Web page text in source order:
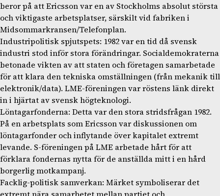
beror på att Ericsson var en av Stockholms absolut största
och viktigaste arbetsplatser, särskilt vid fabriken i
Midsommarkransen/Telefonplan.
Industripolitisk spjutspets: 1982 var en tid då svensk
industri stod inför stora förändringar. Socialdemokraterna
betonade vikten av att staten och företagen samarbetade
för att klara den tekniska omställningen (från mekanik till
elektronik/data). LME-föreningen var röstens länk direkt
in i hjärtat av svensk högteknologi.
Löntagarfonderna: Detta var den stora stridsfrågan 1982.
På en arbetsplats som Ericsson var diskussionen om
löntagarfonder och inflytande över kapitalet extremt
levande. S-föreningen på LME arbetade hårt för att
förklara fondernas nytta för de anställda mitt i en hård
borgerlig motkampanj.
Facklig-politisk samverkan: Märket symboliserar det